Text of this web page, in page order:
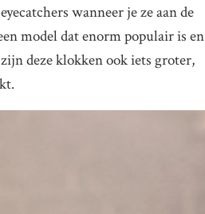
wanneer je ze aan de
model dat enorm populair is en
deze klokken ook iets groter,